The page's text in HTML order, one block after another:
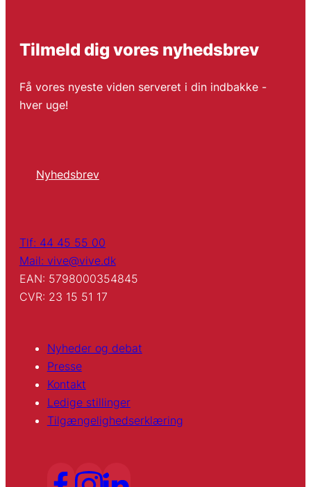
Tilmeld dig vores nyhedsbrev
Få vores nyeste viden serveret i din indbakke -
hver uge!
Nyhedsbrev
Tlf: 44 45 55 00
Mail: vive@vive.dk
EAN: 5798000354845
CVR: 23 15 51 17
Nyheder og debat
Presse
Kontakt
Ledige stillinger
Tilgængelighedserklæring